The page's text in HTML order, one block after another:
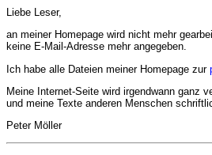
Liebe Leser,
an meiner Homepage wird nicht mehr
keine E-Mail-Adresse mehr angegeben.
Ich habe alle Dateien meiner Homepage zur
Meine Internet-Seite wird irgendwann ganz
und meine Texte anderen Menschen
Peter Möller